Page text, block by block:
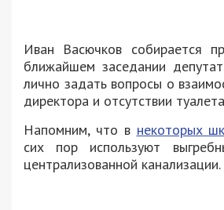
Иван Васючков собирается
ближайшем заседании
лично задать вопросы о
директора и отсутствии
Напомним, что в некоторых
сих пор используют
централизованной канализации.